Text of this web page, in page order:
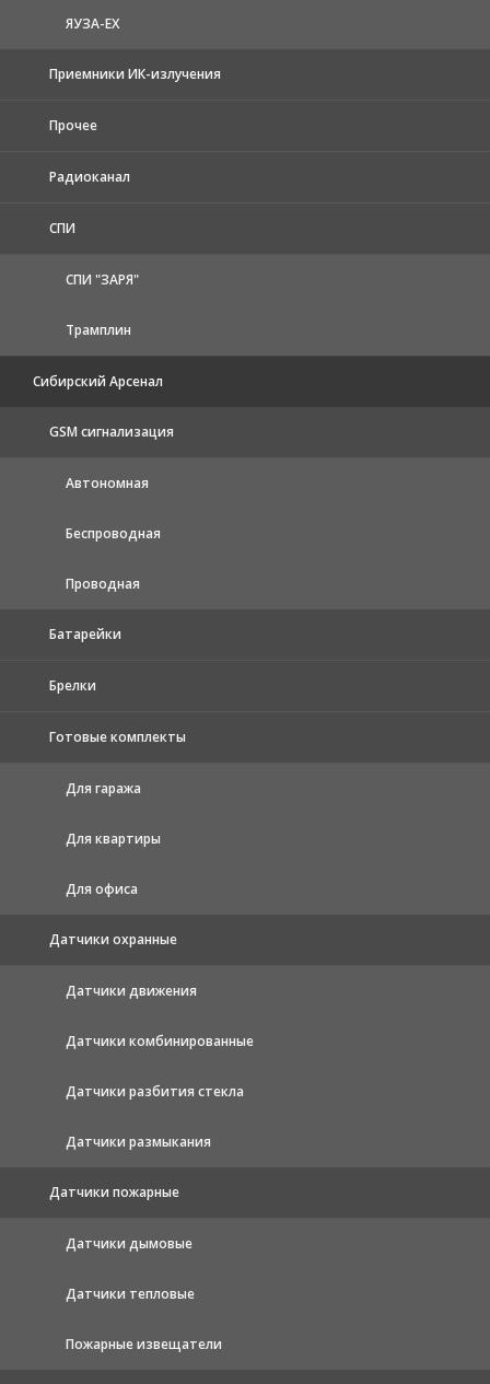
ЯУЗА-ЕХ
Приемники ИК-излучения
Прочее
Радиоканал
СПИ
СПИ "ЗАРЯ"
Трамплин
Сибирский Арсенал
GSM сигнализация
Автономная
Беспроводная
Проводная
Батарейки
Брелки
Готовые комплекты
Для гаража
Для квартиры
Для офиса
Датчики охранные
Датчики движения
Датчики комбинированные
Датчики разбития стекла
Датчики размыкания
Датчики пожарные
Датчики дымовые
Датчики тепловые
Пожарные извещатели